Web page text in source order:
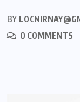
BY
0 COMMENTS